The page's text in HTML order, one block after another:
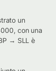
un
con una
→ SLL è